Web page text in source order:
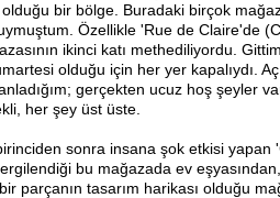
olduğu bir bölge. Buradaki birçok
Özellikle 'Rue de Claire'de
ikinci katı methediliyordu.
olduğu için her yer kapalıydı.
gerçekten ucuz hoş şeyler
her şey üst üste.
sonra insana şok etkisi yapan
bu mağazada ev
parçanın tasarım harikası olduğu